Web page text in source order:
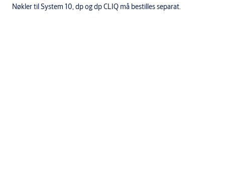
Nøkler til System 10, dp og dp CLIQ må bestilles separat.